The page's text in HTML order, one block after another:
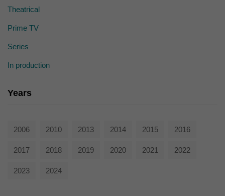
Theatrical
Prime TV
Series
In production
Years
2006 2010 2013 2014 2015 2016
2017 2018 2019 2020 2021 2022
2023 2024